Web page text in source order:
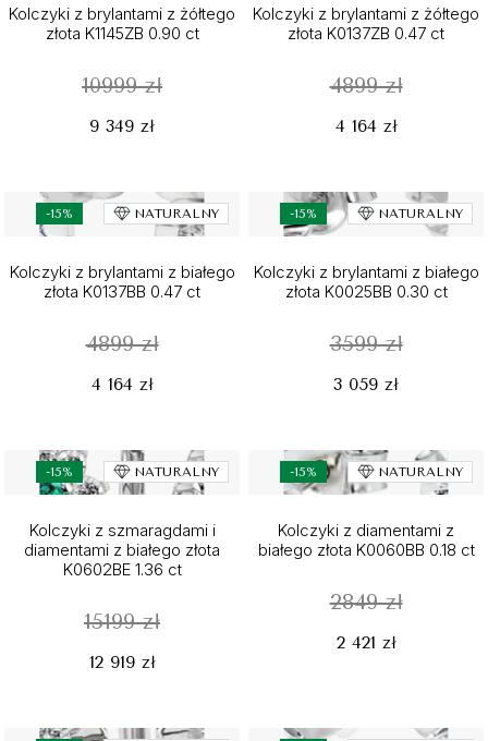
Kolczyki z brylantami z żółtego
złota K1145ZB 0.90 ct
10999 zł
9 349 zł
Kolczyki z brylantami z żółtego
złota K0137ZB 0.47 ct
4899 zł
4 164 zł
-15% NATURALNY
Kolczyki z brylantami z białego
złota K0137BB 0.47 ct
4899 zł
4 164 zł
-15% NATURALNY
Kolczyki z brylantami z białego
złota K0025BB 0.30 ct
3599 zł
3 059 zł
-15% NATURALNY
Kolczyki z szmaragdami i
diamentami z białego złota
K0602BE 1.36 ct
15199 zł
12 919 zł
-15% NATURALNY
Kolczyki z diamentami z
białego złota K0060BB 0.18 ct
2849 zł
2 421 zł